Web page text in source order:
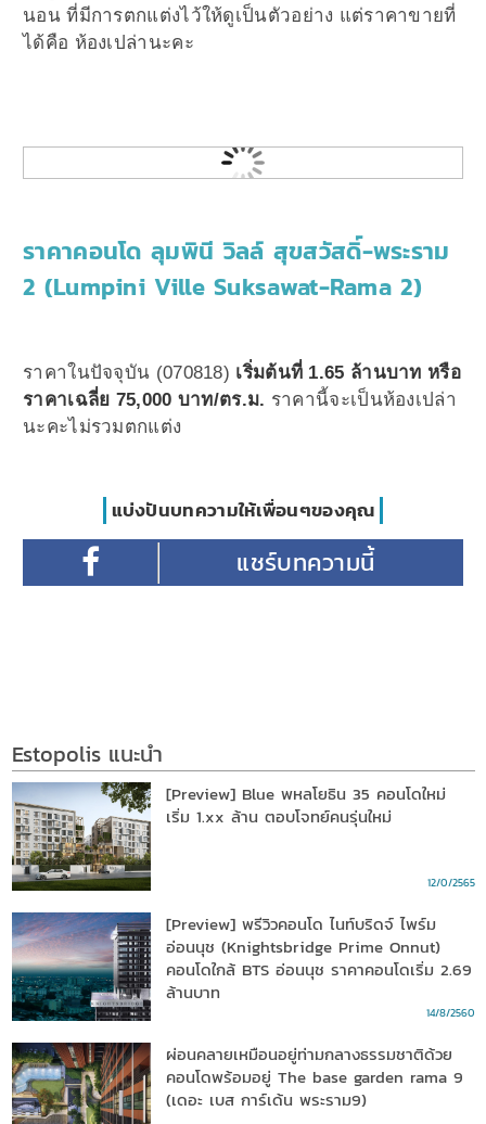
นอน ที่มีการตกแต่งไว้ให้ดูเป็นตัวอย่าง แต่ราคาขายที่
ได้คือ ห้องเปล่านะคะ
ราคาคอนโด ลุมพินี วิลล์ สุขสวัสดิ์-พระราม
2 (Lumpini Ville Suksawat-Rama 2)
ราคาในปัจจุบัน (070818) เริ่มต้นที่ 1.65 ล้านบาท หรือ
ราคาเฉลี่ย 75,000 บาท/ตร.ม. ราคานี้จะเป็นห้องเปล่า
นะคะไม่รวมตกแต่ง
แบ่งปันบทความให้เพื่อนๆของคุณ
Estopolis แนะนำ
[Preview] Blue พหลโยธิน 35 คอนโดใหม่
เริ่ม 1.xx ล้าน ตอบโจทย์คนรุ่นใหม่
12/0/2565
[Preview] พรีวิวคอนโด ไนท์บริดจ์ ไพร์ม
อ่อนนุช (Knightsbridge Prime Onnut)
คอนโดใกล้ BTS อ่อนนุช ราคาคอนโดเริ่ม 2.69
ล้านบาท
14/8/2560
ผ่อนคลายเหมือนอยู่ท่ามกลางธรรมชาติด้วย
คอนโดพร้อมอยู่ The base garden rama 9
(เดอะ เบส การ์เด้น พระราม9)